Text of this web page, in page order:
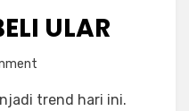
ULAR
Jual
trend hari ini.